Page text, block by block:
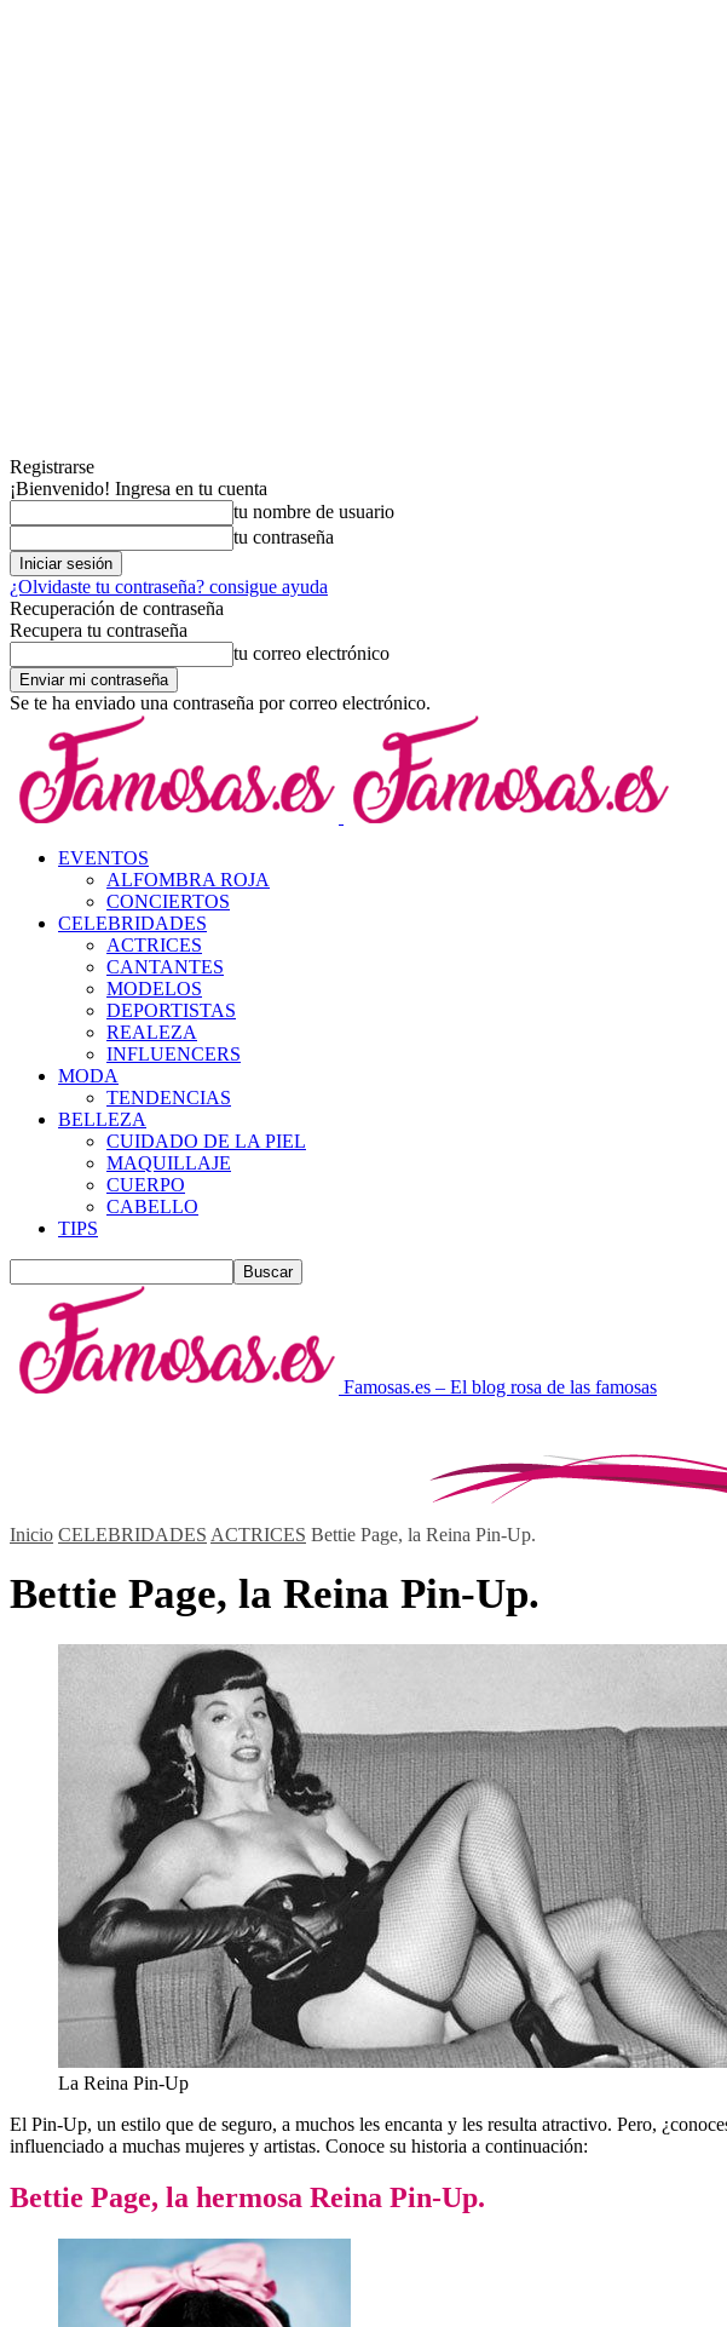
Registrarse
¡Bienvenido! Ingresa en tu cuenta
tu nombre de usuario
tu contraseña
¿Olvidaste tu contraseña? consigue ayuda
Recuperación de contraseña
Recupera tu contraseña
tu correo electrónico
Se te ha enviado una contraseña por correo electrónico.
EVENTOS
ALFOMBRA ROJA
CONCIERTOS
CELEBRIDADES
ACTRICES
CANTANTES
MODELOS
DEPORTISTAS
REALEZA
INFLUENCERS
MODA
TENDENCIAS
BELLEZA
CUIDADO DE LA PIEL
MAQUILLAJE
CUERPO
CABELLO
TIPS
Famosas.es – El blog rosa de las famosas
Inicio CELEBRIDADES ACTRICES Bettie Page, la Reina Pin-Up.
Bettie Page, la Reina Pin-Up.
La Reina Pin-Up
El Pin-Up, un estilo que de seguro, a muchos les encanta y les resulta atractivo. Pero,
influenciado a muchas mujeres y artistas. Conoce su historia a continuación:
Bettie Page, la hermosa Reina Pin-Up.